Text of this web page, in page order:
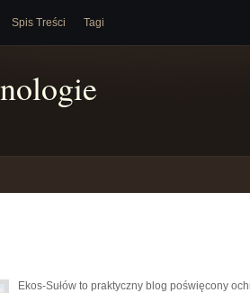
Spis Treści Tagi
Ekos-Sułów to praktyczny blog poświęcony